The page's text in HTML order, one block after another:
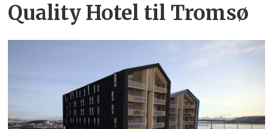
Quality Hotel til Tromsø